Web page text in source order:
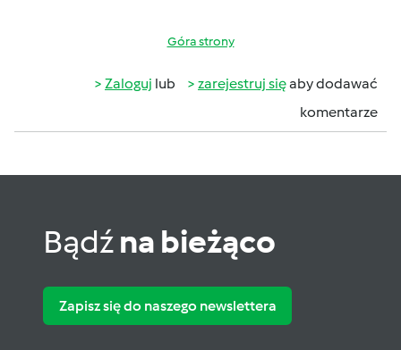
Góra strony
Zaloguj lub zarejestruj sięaby dodawać
komentarze
Bądźna bieżąco
Zapisz się do naszego newslettera